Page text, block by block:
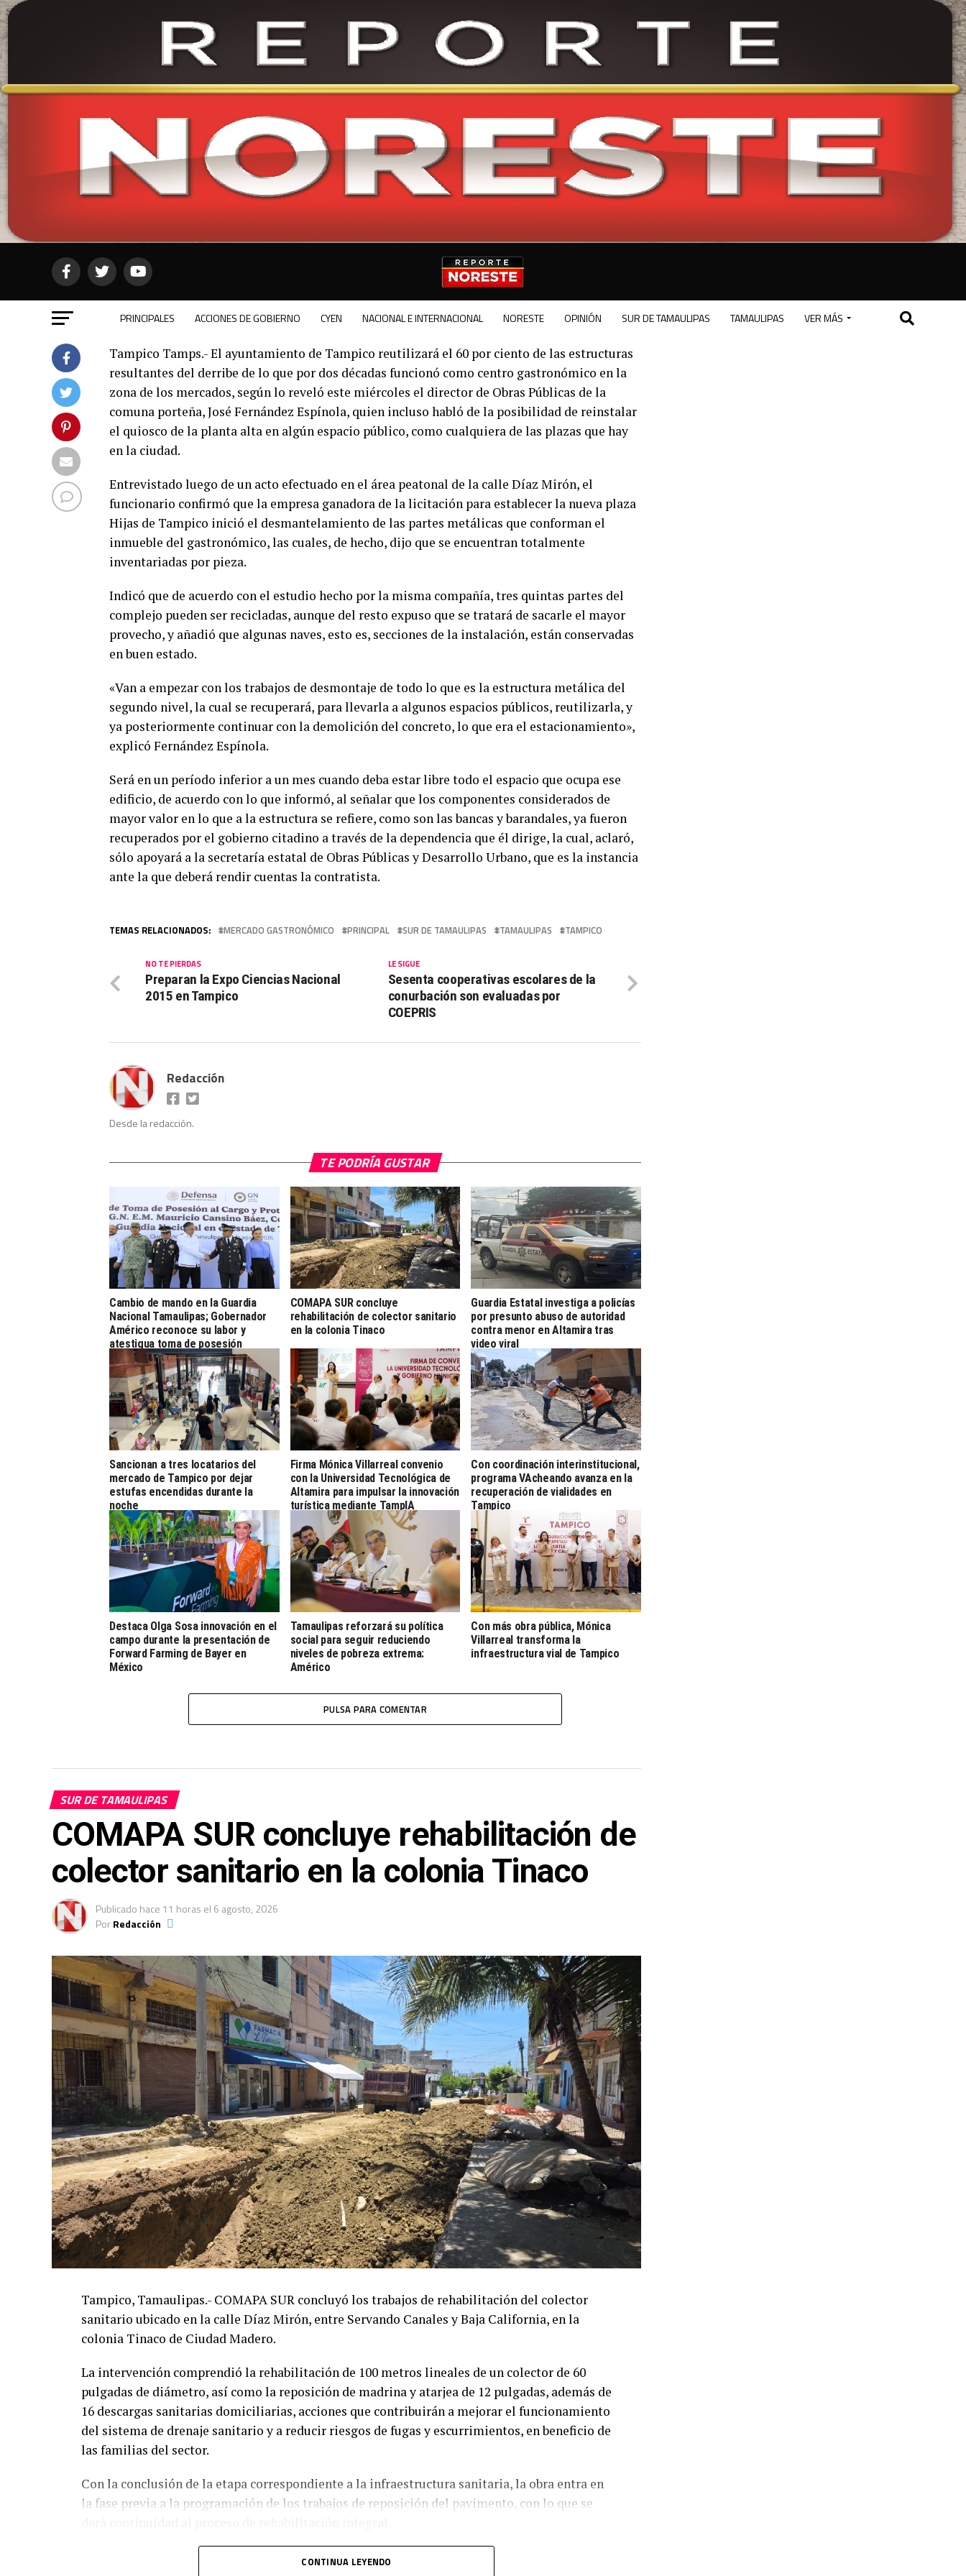
PRINCIPALES ACCIONES DE GOBIERNO CYEN NACIONAL E INTERNACIONAL NORESTE OPINIÓN SUR DE TAMAULIPAS TAMAULIPAS VER MÁS
Tampico Tamps.- El ayuntamiento de Tampico reutilizará el 60 por ciento de las estructuras
resultantes del derribe de lo que por dos décadas funcionó como centro gastronómico en la
zona de los mercados, según lo reveló este miércoles el director de Obras Públicas de la
comuna porteña, José Fernández Espínola, quien incluso habló de la posibilidad de reinstalar
el quiosco de la planta alta en algún espacio público, como cualquiera de las plazas que hay
en la ciudad.
Entrevistado luego de un acto efectuado en el área peatonal de la calle Díaz Mirón, el
funcionario confirmó que la empresa ganadora de la licitación para establecer la nueva plaza
Hijas de Tampico inició el desmantelamiento de las partes metálicas que conforman el
inmueble del gastronómico, las cuales, de hecho, dijo que se encuentran totalmente
inventariadas por pieza.
Indicó que de acuerdo con el estudio hecho por la misma compañía, tres quintas partes del
complejo pueden ser recicladas, aunque del resto expuso que se tratará de sacarle el mayor
provecho, y añadió que algunas naves, esto es, secciones de la instalación, están conservadas
en buen estado.
«Van a empezar con los trabajos de desmontaje de todo lo que es la estructura metálica del
segundo nivel, la cual se recuperará, para llevarla a algunos espacios públicos, reutilizarla, y
ya posteriormente continuar con la demolición del concreto, lo que era el estacionamiento»,
explicó Fernández Espínola.
Será en un período inferior a un mes cuando deba estar libre todo el espacio que ocupa ese
edificio, de acuerdo con lo que informó, al señalar que los componentes considerados de
mayor valor en lo que a la estructura se refiere, como son las bancas y barandales, ya fueron
recuperados por el gobierno citadino a través de la dependencia que él dirige, la cual, aclaró,
sólo apoyará a la secretaría estatal de Obras Públicas y Desarrollo Urbano, que es la instancia
ante la que deberá rendir cuentas la contratista.
TEMAS RELACIONADOS: MERCADO GASTRONÓMICO PRINCIPAL SUR DE TAMAULIPAS TAMAULIPAS TAMPICO
LE SIGUE
Sesenta cooperativas escolares de la
conurbación son evaluadas por
COEPRIS
NO TE PIERDAS
Preparan la Expo Ciencias Nacional
2015 en Tampico
Redacción
Desde la redacción.
TE PODRÍA GUSTAR
Cambio de mando en la Guardia
Nacional Tamaulipas; Gobernador
Américo reconoce su labor y
atestigua toma de posesión
COMAPA SUR concluye
rehabilitación de colector sanitario
en la colonia Tinaco
Guardia Estatal investiga a policías
por presunto abuso de autoridad
contra menor en Altamira tras
video viral
Sancionan a tres locatarios del
mercado de Tampico por dejar
estufas encendidas durante la
noche
Firma Mónica Villarreal convenio
con la Universidad Tecnológica de
Altamira para impulsar la innovación
turística mediante TampIA
Con coordinación interinstitucional,
programa VAcheando avanza en la
recuperación de vialidades en
Tampico
Destaca Olga Sosa innovación en el
campo durante la presentación de
Forward Farming de Bayer en
México
Tamaulipas reforzará su política
social para seguir reduciendo
niveles de pobreza extrema:
Américo
Con más obra pública, Mónica
Villarreal transforma la
infraestructura vial de Tampico
PULSA PARA COMENTAR
SUR DE TAMAULIPAS
COMAPA SUR concluye rehabilitación de
colector sanitario en la colonia Tinaco
Publicado hace 11 horas el 6 agosto, 2026
PorRedacción
Tampico, Tamaulipas.- COMAPA SUR concluyó los trabajos de rehabilitación del colector
sanitario ubicado en la calle Díaz Mirón, entre Servando Canales y Baja California, en la
colonia Tinaco de Ciudad Madero.
La intervención comprendió la rehabilitación de 100 metros lineales de un colector de 60
pulgadas de diámetro, así como la reposición de madrina y atarjea de 12 pulgadas, además de
16 descargas sanitarias domiciliarias, acciones que contribuirán a mejorar el funcionamiento
del sistema de drenaje sanitario y a reducir riesgos de fugas y escurrimientos, en beneficio de
las familias del sector.
Con la conclusión de la etapa correspondiente a la infraestructura sanitaria, la obra entra en
la fase previa a la programación de los trabajos de reposición del pavimento, con lo que se
Estas acciones se desarrollan en coordinación con el Ayuntamiento de Ciudad Madero,
CONTINUA LEYENDO